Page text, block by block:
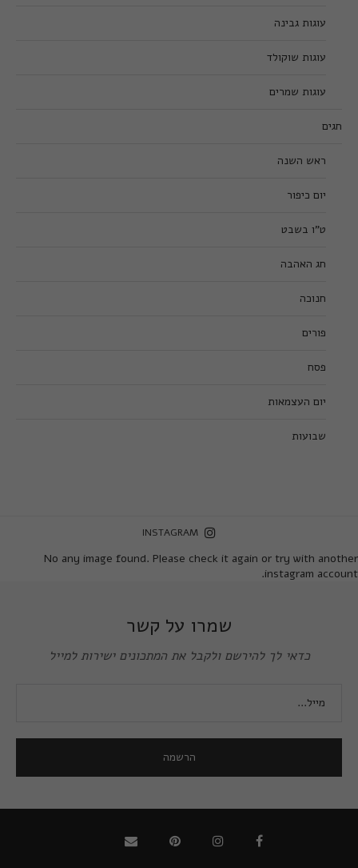
עוגות גבינה
עוגות שוקולד
עוגות שמרים
חגים
ראש השנה
יום כיפור
ט”ו בשבט
חג האהבה
חנוכה
פורים
פסח
יום העצמאות
שבועות
INSTAGRAM
No any image found. Please check it again or try with another
instagram account.
שמרו על קשר
כדאי לך להירשם ולקבל את המתכונים ישירות למייל